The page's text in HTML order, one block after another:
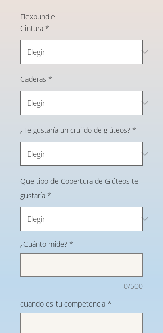
Flexbundle
Cintura *
Caderas *
¿Te gustaría un crujido de glúteos? *
Que tipo de Cobertura de Glúteos te
gustaría *
¿Cuánto mide? *
0/500
cuando es tu competencia *